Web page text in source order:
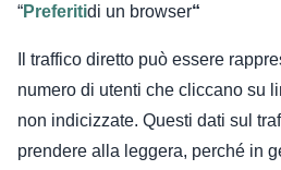
“Preferitidi un browser“
Il traffico diretto può essere
numero di utenti che cliccano su
non indicizzate. Questi dati sul
prendere alla leggera, perché in